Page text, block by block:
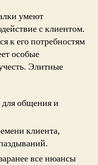
умеют
с клиентом.
к его потребностям
особые
Элитные
для общения и
клиента,
все нюансы